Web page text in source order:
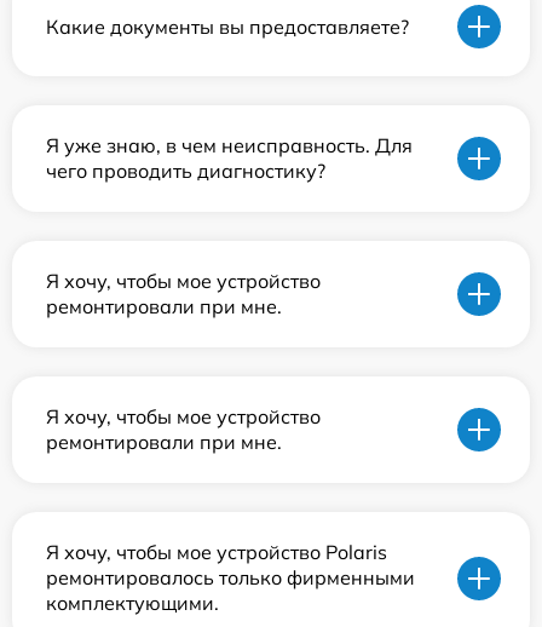
Какие документы вы предоставляете?
Я уже знаю, в чем неисправность. Для
чего проводить диагностику?
Я хочу, чтобы мое устройство
ремонтировали при мне.
Я хочу, чтобы мое устройство
ремонтировали при мне.
Я хочу, чтобы мое устройство Polaris
ремонтировалось только фирменными
комплектующими.